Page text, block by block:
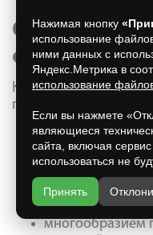
Кирпич этого
показателям, как:
восприятие
нагрузок;
долговечность
благодаря
дополнительной
многообразием
Нажимая кнопку
использование
ними данных с
Яндекс.Метрика в
использование
Если вы нажмете
являющиеся
сайта, включая
использоваться не
Принять